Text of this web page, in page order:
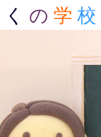
く の 学 校